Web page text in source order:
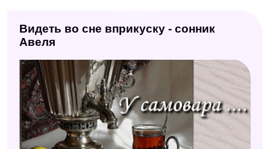
Видеть во сне вприкуску - сонник
Авеля